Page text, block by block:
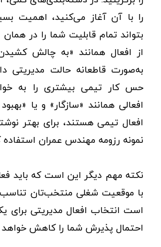
را با آن آغاز می‌کنید، اهمیت
بتواند تمام قابلیت شما را در
از افعال همانند «به چالش
به‌صورت قاطعانه حالت مدیریتی
حس کار تیمی بیشتری را به
افعالی همانند «سازگار» و یا
افعال تیمی هستند، برای بهتر
نمونه رزومه مهندس عمران استفاده
نکته مهم دیگر این است که باید
با موقعیت شغلی منتخب‌تان
است انتخاب افعال مدیریتی برای
احتمال پذیرش شما را کاهش خواهد